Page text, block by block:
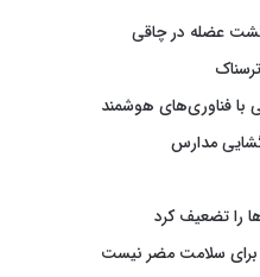
عضله در چاقی
فناوری‌های هوشمند
را تضعیف کرد
برای سلامت مضر نیست